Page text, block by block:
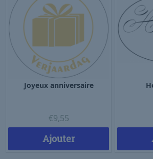
Joyeux anniversaire
€9,55
Ajouter